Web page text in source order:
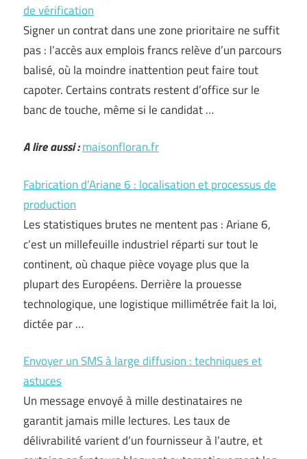
de vérification
Signer un contrat dans une zone prioritaire ne suffit
pas : l’accès aux emplois francs relève d’un parcours
balisé, où la moindre inattention peut faire tout
capoter. Certains contrats restent d’office sur le
banc de touche, même si le candidat …
A lire aussi :maisonfloran.fr
Fabrication d’Ariane 6 : localisation et processus de
production
Les statistiques brutes ne mentent pas : Ariane 6,
c’est un millefeuille industriel réparti sur tout le
continent, où chaque pièce voyage plus que la
plupart des Européens. Derrière la prouesse
technologique, une logistique millimétrée fait la loi,
dictée par …
Envoyer un SMS à large diffusion : techniques et
astuces
Un message envoyé à mille destinataires ne
garantit jamais mille lectures. Les taux de
délivrabilité varient d’un fournisseur à l’autre, et